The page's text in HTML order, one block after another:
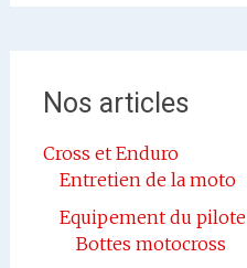
Nos articles
Cross et Enduro
Entretien de la moto
Equipement du pilote
Bottes motocross